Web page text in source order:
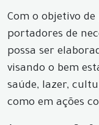
Com o objetivo
portadores de
possa ser
visando o bem
saúde, lazer,
como em ações